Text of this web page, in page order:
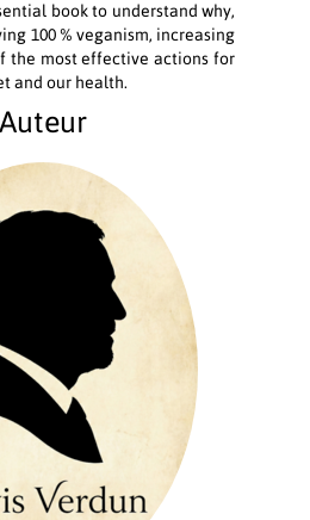
book to understand why,
100 % veganism, increasing
the most effective actions for
and our health.
Auteur